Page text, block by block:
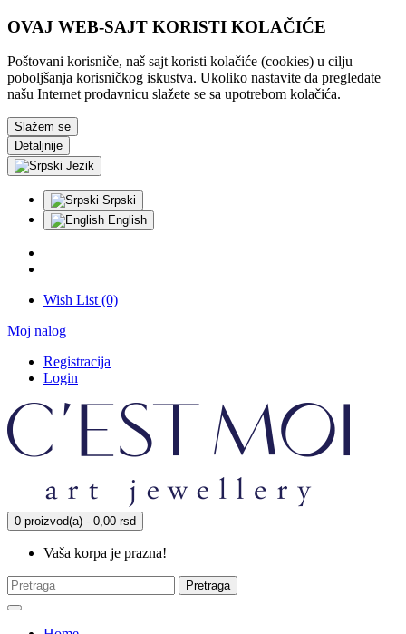
OVAJ WEB-SAJT KORISTI KOLAČIĆE
Poštovani korisniče, naš sajt koristi kolačiće (cookies) u cilju
poboljšanja korisničkog iskustva. Ukoliko nastavite da pregledate
našu Internet prodavnicu slažete se sa upotrebom kolačića.
Slažem se
Detaljnije
Jezik
Srpski
English
Wish List (0)
Moj nalog
Registracija
Login
0 proizvod(a) - 0,00 rsd
Vaša korpa je prazna!
Pretraga